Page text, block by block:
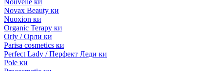
Nouvelle ки
Novax Beauty ки
Nuoxion ки
Organic Terapy ки
Orly / Орли ки
Parisa cosmetics ки
Perfect Lady / Перфект Леди ки
Pole ки